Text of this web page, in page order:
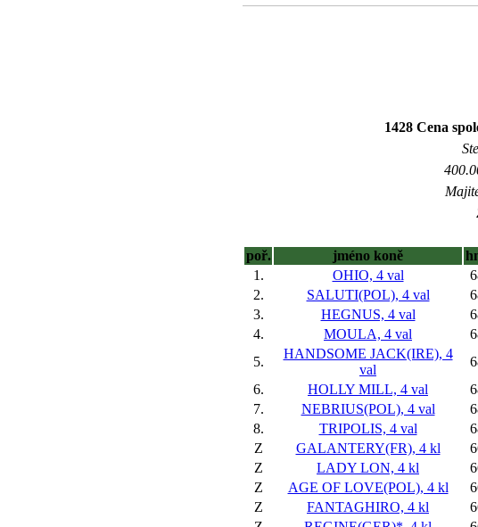
1428 Cena
poř.
jméno koně
1.
OHIO, 4 val
2.
SALUTI(POL), 4 val
3.
HEGNUS, 4 val
4.
MOULA, 4 val
5.
HANDSOME JACK(IRE), 4
val
6.
HOLLY MILL, 4 val
7.
NEBRIUS(POL), 4 val
8.
TRIPOLIS, 4 val
Z
GALANTERY(FR), 4 kl
Z
LADY LON, 4 kl
Z
AGE OF LOVE(POL), 4 kl
Z
FANTAGHIRO, 4 kl